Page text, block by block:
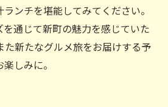
ンチを堪能してみてください。
を通じて新町の魅力を感じていた
た新たなグルメ旅をお届けする予
しみに。